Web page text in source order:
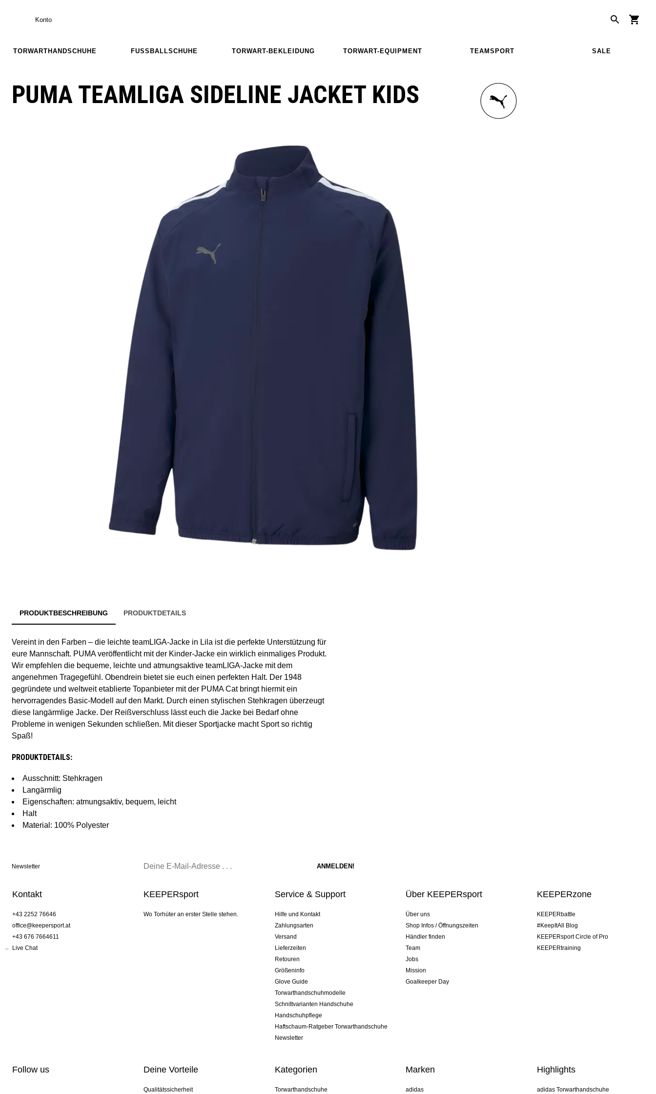
Konto
TORWARTHANDSCHUHE FUSSBALLSCHUHE TORWART-BEKLEIDUNG TORWART-EQUIPMENT TEAMSPORT SALE
PUMA TEAMLIGA SIDELINE JACKET KIDS
PRODUKTBESCHREIBUNG PRODUKTDETAILS
Vereint in den Farben – die leichte teamLIGA-Jacke in Lila ist die perfekte Unterstützung für
eure Mannschaft. PUMA veröffentlicht mit der Kinder-Jacke ein wirklich einmaliges Produkt.
Wir empfehlen die bequeme, leichte und atmungsaktive teamLIGA-Jacke mit dem
angenehmen Tragegefühl. Obendrein bietet sie euch einen perfekten Halt. Der 1948
gegründete und weltweit etablierte Topanbieter mit der PUMA Cat bringt hiermit ein
hervorragendes Basic-Modell auf den Markt. Durch einen stylischen Stehkragen überzeugt
diese langärmlige Jacke. Der Reißverschluss lässt euch die Jacke bei Bedarf ohne
Probleme in wenigen Sekunden schließen. Mit dieser Sportjacke macht Sport so richtig
Spaß!
PRODUKTDETAILS:
Ausschnitt: Stehkragen
Langärmlig
Eigenschaften: atmungsaktiv, bequem, leicht
Halt
Material: 100% Polyester
Newsletter
Kontakt
+43 2252 76646
office@keepersport.at
+43 676 7664611
Live Chat
KEEPERsport
Wo Torhüter an erster Stelle stehen.
Service & Support
Hilfe und Kontakt
Zahlungsarten
Versand
Lieferzeiten
Retouren
Größeninfo
Glove Guide
Torwarthandschuhmodelle
Schnittvarianten Handschuhe
Handschuhpflege
Haftschaum-Ratgeber Torwarthandschuhe
Newsletter
Über KEEPERsport
Über uns
Shop Infos / Öffnungszeiten
Händler finden
Team
Jobs
Mission
Goalkeeper Day
KEEPERzone
KEEPERbattle
#KeepItAll Blog
KEEPERsport Circle of Pro
KEEPERtraining
Follow us Deine Vorteile
Qualitätssicherheit
Kategorien
Torwarthandschuhe
Marken
adidas
Highlights
adidas Torwarthandschuhe